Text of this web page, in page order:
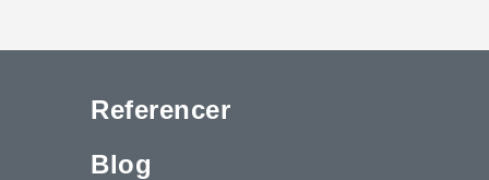
Referencer
Blog